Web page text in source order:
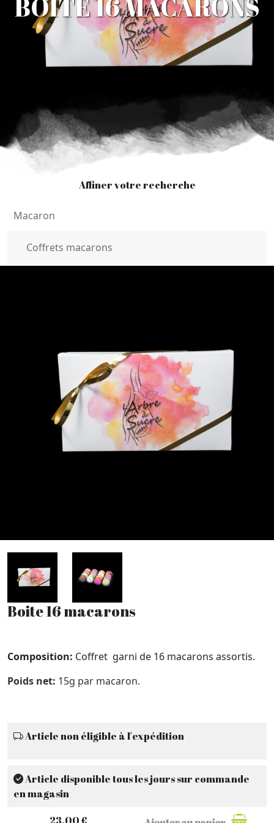
BOITE 16 MACARONS
Affiner votre recherche
Macaron
Coffrets macarons
Boite 16 macarons
Composition: Coffret garni de 16 macarons assortis.
Poids net: 15g par macaron.
Article non éligible à l'expédition
Article disponible tous les jours sur commande
en magasin